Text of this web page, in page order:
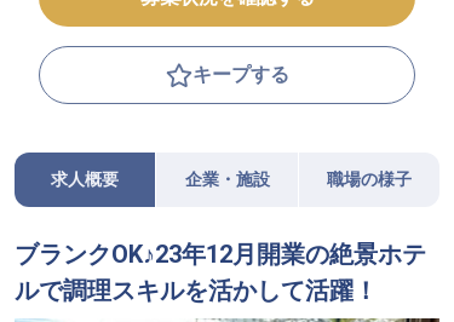
キープする
求人概要 企業・施設 職場の様子
ブランクOK♪23年12月開業の絶景ホテ
ルで調理スキルを活かして活躍！